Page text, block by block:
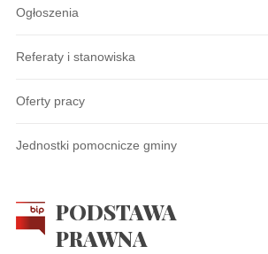
Ogłoszenia
Referaty i stanowiska
Oferty pracy
Jednostki pomocnicze gminy
PODSTAWA
PRAWNA